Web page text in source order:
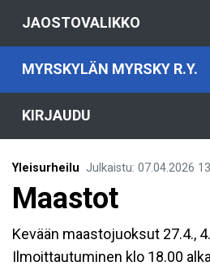
JAOSTOVALIKKO
MYRSKYLÄN MYRSKY R.Y.
KIRJAUDU
Yleisurheilu Julkaistu: 07.04.2026
Maastot
Kevään maastojuoksut 27.4.,
Ilmoittautuminen klo 18.00